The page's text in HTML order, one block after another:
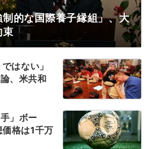
的な国際養子縁組」、大
束
はない」
、米共和
」ボー
格は1千万